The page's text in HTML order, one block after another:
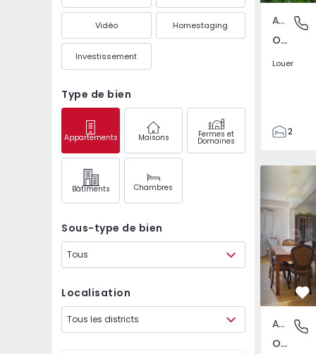
Vidéo Homestaging
Investissement
Type de bien
Appartements Maisons Fermes et
Domaines
Bâtiments Chambres
Sous-type de bien
Tous
Localisation
Tous les districts
Olivais
Appartement
Olivais Sul, Lisboa
Louer
2
92
1
Appartement T3
Olivais
Appartement
Olivais Sul, Lisboa